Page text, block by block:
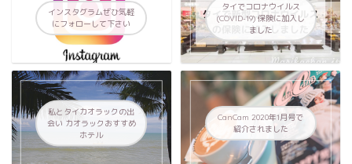
インスタグラムぜひ気軽
にフォローして下さい
タイでコロナウイルス
(COVID-19) 保険に加入し
ました
私とタイカオラックの出
会い カオラックおすすめ
ホテル
CanCam 2020年1月号で
紹介されました